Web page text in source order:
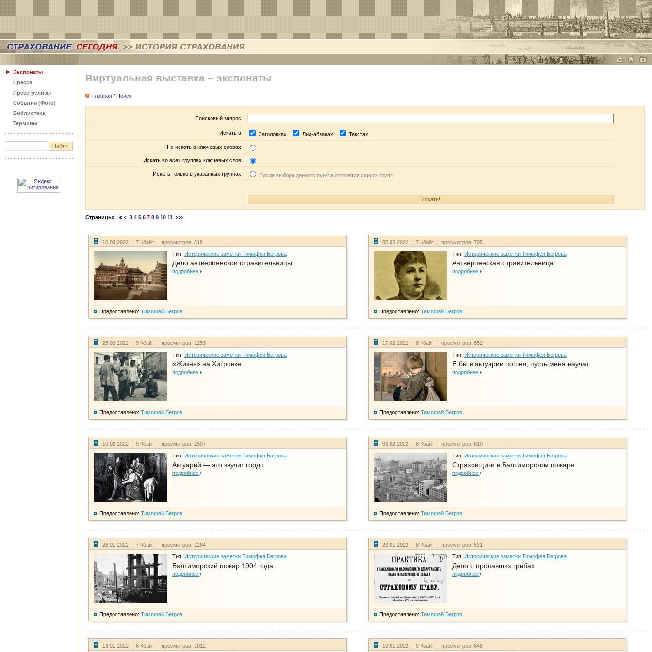
Экспонаты
Пресса
Пресс-релизы
События (Фото)
Библиотека
Термины
Виртуальная выставка – экспонаты
Главная / Поиск
Поисковый запрос:
Искать в: Заголовках Лид-абзацах Текстах
Не искать в ключевых словах:
Искать во всех группах ключевых слов:
Искать только в указанных группах: После выбора данного пункта откроется список групп
Страницы: 3 4 5 6 7 8 9 10 11
10.03.2022 | 7 Кбайт | просмотров: 818
Тип: Исторические заметки Тимофея Бегрова
Дело антверпенской отравительницы
подробнее
Предоставлено: Тимофей Бегров
05.03.2022 | 7 Кбайт | просмотров: 705
Тип: Исторические заметки Тимофея Бегрова
Антверпенская отравительница
подробнее
Предоставлено: Тимофей Бегров
25.02.2022 | 9 Кбайт | просмотров: 1253
Тип: Исторические заметки Тимофея Бегрова
«Жизнь» на Хитровке
подробнее
Предоставлено: Тимофей Бегров
17.02.2022 | 8 Кбайт | просмотров: 852
Тип: Исторические заметки Тимофея Бегрова
Я бы в актуарии пошёл, пусть меня научат
подробнее
Предоставлено: Тимофей Бегров
10.02.2022 | 9 Кбайт | просмотров: 2507
Тип: Исторические заметки Тимофея Бегрова
Актуарий — это звучит гордо
подробнее
Предоставлено: Тимофей Бегров
03.02.2022 | 8 Кбайт | просмотров: 610
Тип: Исторические заметки Тимофея Бегрова
Страховщики в Балтиморском пожаре
подробнее
Предоставлено: Тимофей Бегров
28.01.2022 | 7 Кбайт | просмотров: 1284
Тип: Исторические заметки Тимофея Бегрова
Балтиморский пожар 1904 года
подробнее
Предоставлено: Тимофей Бегров
20.01.2022 | 8 Кбайт | просмотров: 531
Тип: Исторические заметки Тимофея Бегрова
Дело о пропавших грибах
подробнее
Предоставлено: Тимофей Бегров
13.01.2022 | 6 Кбайт | просмотров: 1012 10.01.2022 | 9 Кбайт | просмотров: 648